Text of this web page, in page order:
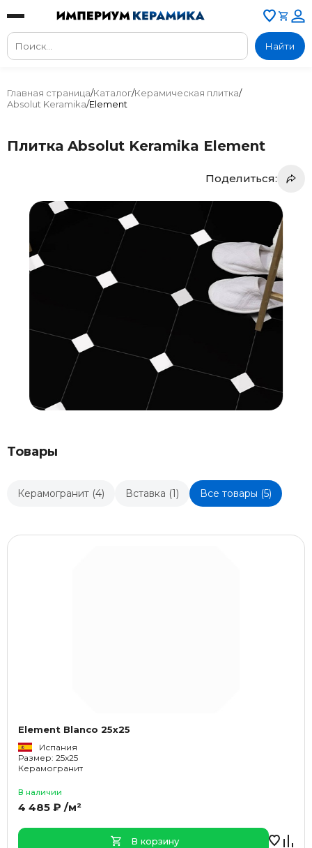
Найти
Главная страница/Каталог/Керамическая плитка/
Absolut Keramika/Element
Плитка Absolut Keramika Element
Поделиться:
Товары
Керамогранит (4) Вставка (1) Все товары (5)
Element Blanco 25x25
Испания
Размер: 25x25
Керамогранит
В наличии
4 485 ₽ /м²
В корзину